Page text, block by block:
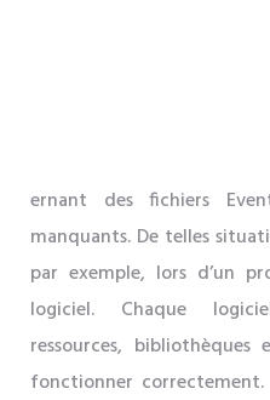
ernant des fichiers
manquants. De telles
par exemple, lors d’un
logiciel. Chaque
ressources,
fonctionner